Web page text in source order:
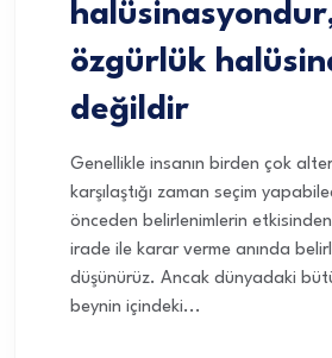
özgürlük
değildir
Genellikle insanın birden çok
karşılaştığı zaman seçim
önceden belirlenimlerin
irade ile karar verme anında
düşünürüz. Ancak dünyadaki
beynin içindeki...